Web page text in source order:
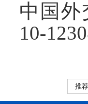
中国
10-
推